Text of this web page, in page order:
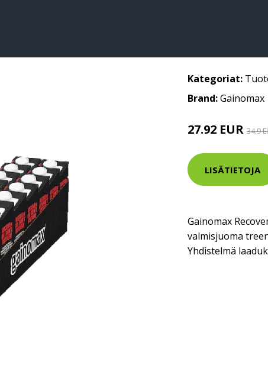
Kategoriat:
Brand:Gainomax
27.92 EUR 34.9
LISÄTIETOJA
Gainomax
valmisjuoma
Yhdistelmä